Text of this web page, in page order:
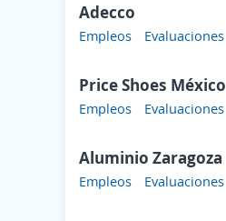
Adecco
Empleos Evaluaciones
Price Shoes México
Empleos Evaluaciones
Aluminio Zaragoza
Empleos Evaluaciones